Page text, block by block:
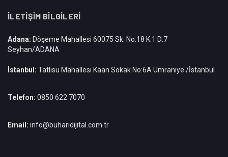
İLETIŞIM BILGILERI
Adana: Döşeme Mahallesi 60075 Sk. No:18 K:1 D:7
Seyhan/ADANA
İstanbul: Tatlısu Mahallesi Kaan Sokak No:6A Ümraniye /İstanbul
Telefon: 0850 622 7070
Email: info@buharidijital.com.tr